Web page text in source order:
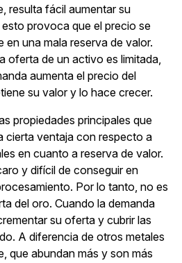
resulta fácil aumentar su
provoca que el precio se
una mala reserva de valor.
oferta de un activo es limitada,
aumenta el precio del
su valor y lo hace crecer.
propiedades principales que
cierta ventaja con respecto a
en cuanto a reserva de valor.
y difícil de conseguir en
Por lo tanto, no es
del oro. Cuando la demanda
su oferta y cubrir las
A diferencia de otros metales
que abundan más y son más